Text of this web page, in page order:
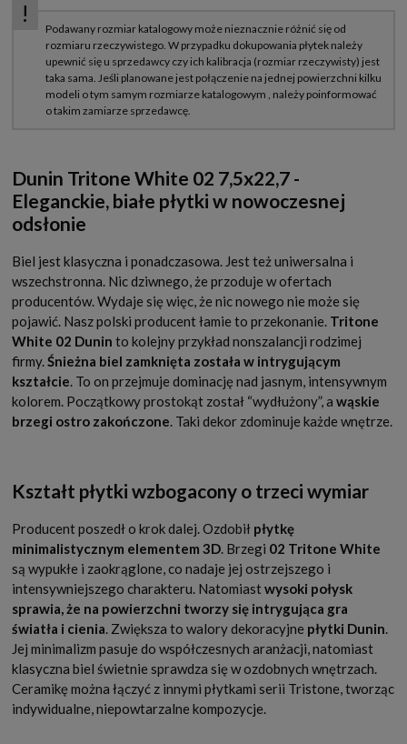
Dunin Tritone White 02 7,5x22,7 -
Eleganckie, białe płytki w nowoczesnej
odsłonie
Biel jest klasyczna i ponadczasowa. Jest też uniwersalna i
wszechstronna. Nic dziwnego, że przoduje w ofertach
producentów. Wydaje się więc, że nic nowego nie może się
pojawić. Nasz polski producent łamie to przekonanie. Tritone
White 02 Dunin to kolejny przykład nonszalancji rodzimej
firmy.Śnieżna biel zamknięta została w intrygującym
kształcie. To on przejmuje dominację nad jasnym, intensywnym
kolorem. Początkowy prostokąt został “wydłużony”, a wąskie
brzegi ostro zakończone. Taki dekor zdominuje każde wnętrze.
Kształt płytki wzbogacony o trzeci wymiar
Producent poszedł o krok dalej. Ozdobił płytkę
minimalistycznym elementem 3D. Brzegi 02 Tritone White
są wypukłe i zaokrąglone, co nadaje jej ostrzejszego i
intensywniejszego charakteru. Natomiastwysoki połysk
sprawia, że na powierzchni tworzy się intrygująca gra
światła i cienia. Zwiększa to walory dekoracyjne płytki Dunin.
Jej minimalizm pasuje do współczesnych aranżacji, natomiast
klasyczna biel świetnie sprawdza się w ozdobnych wnętrzach.
Ceramikę można łączyć z innymi płytkami serii Tristone, tworząc
indywidualne, niepowtarzalne kompozycje.